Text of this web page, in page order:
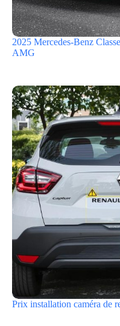
2025 Mercedes-Benz
AMG
Prix installation caméra de